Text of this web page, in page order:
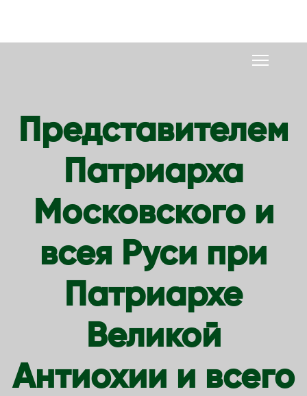
Представителем
Патриарха
Московского и
всея Руси при
Патриархе
Великой
Антиохии и всего